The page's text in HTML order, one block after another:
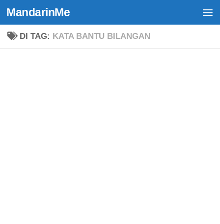
Skip to content
MandarinMe
DI TAG: KATA BANTU BILANGAN